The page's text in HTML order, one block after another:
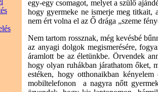
egy-egy csomagot, melyet a szülő
hogy gyermeke ne ismerje meg titkait,
nem ért volna el az Ő drága „szeme
Nem tartom rossznak, még kevésbé
az anyagi dolgok megismerésére,
áramlott be az életünkbe. Örvendek
hogy olyan ruhákban járathatom őket,
estéken, hogy otthonaikban
mobiltelefonon a nagyra nőtt